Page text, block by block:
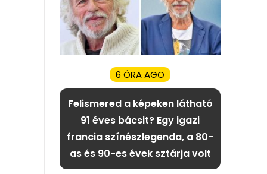
6 ÓRA AGO
Felismered a képeken látható
91 éves bácsit? Egy igazi
francia színészlegenda, a 80-
as és 90-es évek sztárja volt